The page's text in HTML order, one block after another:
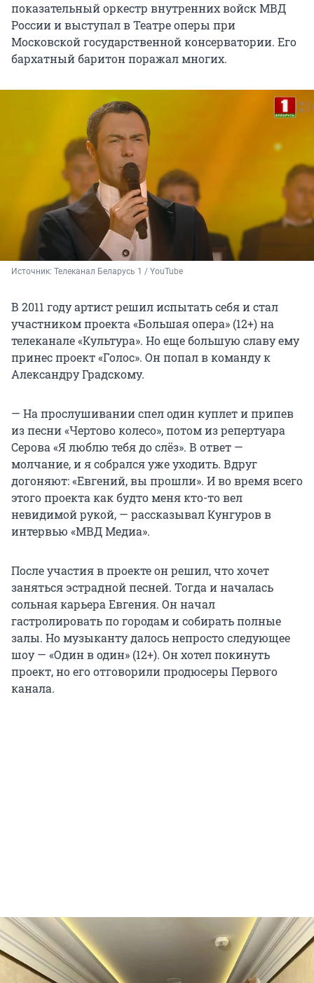
показательный оркестр внутренних войск МВД
России и выступал в Театре оперы при
Московской государственной консерватории. Его
бархатный баритон поражал многих.
Источник: Телеканал Беларусь 1 / YouTube
В 2011 году артист решил испытать себя и стал
участником проекта «Большая опера» (12+) на
телеканале «Культура». Но еще большую славу ему
принес проект «Голос». Он попал в команду к
Александру Градскому.
— На прослушивании спел один куплет и припев
из песни «Чертово колесо», потом из репертуара
Серова «Я люблю тебя до слёз». В ответ —
молчание, и я собрался уже уходить. Вдруг
догоняют: «Евгений, вы прошли». И во время всего
этого проекта как будто меня кто-то вел
невидимой рукой, — рассказывал Кунгуров в
интервью «МВД Медиа».
После участия в проекте он решил, что хочет
заняться эстрадной песней. Тогда и началась
сольная карьера Евгения. Он начал
гастролировать по городам и собирать полные
залы. Но музыканту далось непросто следующее
шоу — «Один в один» (12+). Он хотел покинуть
проект, но его отговорили продюсеры Первого
канала.